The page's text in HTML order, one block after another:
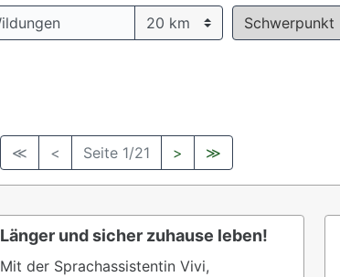
Schwerpunkt
≪ < Seite 1/21 > ≫
Länger und sicher zuhause leben!
Mit der Sprachassistentin Vivi,